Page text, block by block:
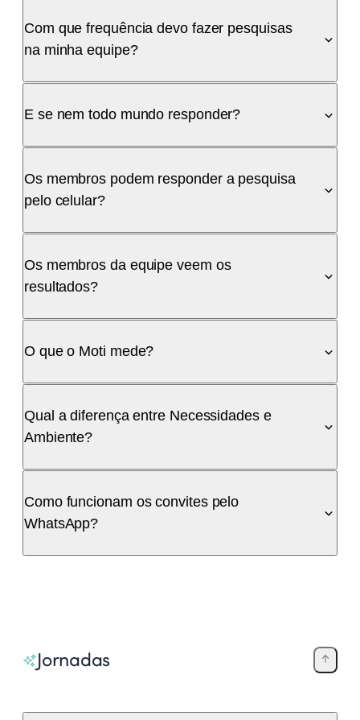
Com que frequência devo fazer pesquisas
na minha equipe?
E se nem todo mundo responder?
Os membros podem responder a pesquisa
pelo celular?
Os membros da equipe veem os
resultados?
O que o Moti mede?
Qual a diferença entre Necessidades e
Ambiente?
Como funcionam os convites pelo
WhatsApp?
Jornadas